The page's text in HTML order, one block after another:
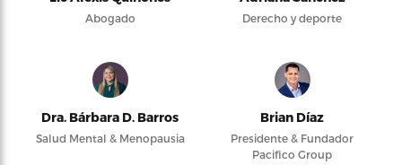
Abogado Derecho y deporte
Dra. Bárbara D. Barros
Salud Mental & Menopausia
Brian Díaz
Presidente & Fundador
Pacifico Group